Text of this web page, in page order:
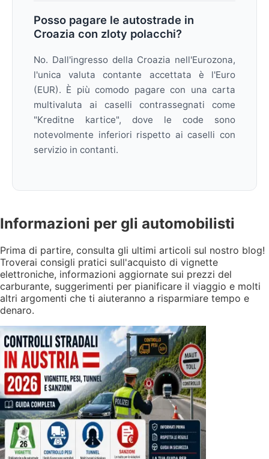
Posso pagare le autostrade in
Croazia con zloty polacchi?
No. Dall'ingresso della Croazia nell'Eurozona,
l'unica valuta contante accettata è l'Euro
(EUR). È più comodo pagare con una carta
multivaluta ai caselli contrassegnati come
"Kreditne kartice", dove le code sono
notevolmente inferiori rispetto ai caselli con
servizio in contanti.
Informazioni per gli automobilisti
Prima di partire, consulta gli ultimi articoli sul nostro blog!
Troverai consigli pratici sull'acquisto di vignette
elettroniche, informazioni aggiornate sui prezzi del
carburante, suggerimenti per pianificare il viaggio e molti
altri argomenti che ti aiuteranno a risparmiare tempo e
denaro.